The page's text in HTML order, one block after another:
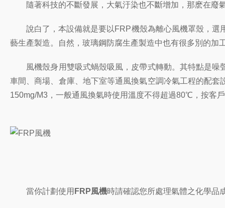
隨著科技的不斷發展，大氣汙染也不斷增加，那麽在廢
說白了，本設備就是要以FRP機殼為離心風機罩殼，選
藝生產製造。自然，玻璃鋼防腐生產製造中也有很多別的
風機殼身用雙吸式蝸殼吸風，皮帶式轉動。其特點是噪
車間、商場、倉庫、地下室等通風換氣空調冷氣工程的配
150mg/M3，一般通風換氣時使用溫度不得超過80℃，按客
當你計劃使用 FRP風機時請確認您所處理氣體之化學品